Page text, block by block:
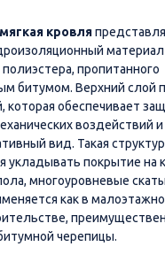
мягкая кровля
материал
пропитанного
битумом. Верхний слой
которая обеспечивает
воздействий
вид. Такая
укладывать покрытие
многоуровневые
как в
черепицы.